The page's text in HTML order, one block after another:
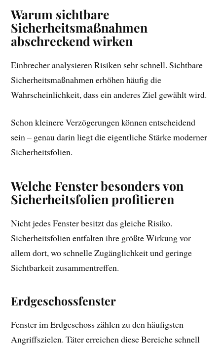
Warum sichtbare
Sicherheitsmaßnahmen
abschreckend wirken
Einbrecher analysieren Risiken sehr schnell. Sichtbare
Sicherheitsmaßnahmen erhöhen häufig die
Wahrscheinlichkeit, dass ein anderes Ziel gewählt wird.
Schon kleinere Verzögerungen können entscheidend
sein – genau darin liegt die eigentliche Stärke moderner
Sicherheitsfolien.
Welche Fenster besonders von
Sicherheitsfolien profitieren
Nicht jedes Fenster besitzt das gleiche Risiko.
Sicherheitsfolien entfalten ihre größte Wirkung vor
allem dort, wo schnelle Zugänglichkeit und geringe
Sichtbarkeit zusammentreffen.
Erdgeschossfenster
Fenster im Erdgeschoss zählen zu den häufigsten
Angriffszielen. Täter erreichen diese Bereiche schnell